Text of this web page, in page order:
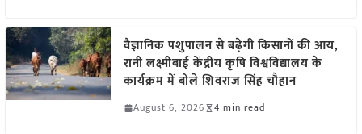
वैज्ञानिक पशुपालन से बढ़ेगी किसानों की आय,
रानी लक्ष्मीबाई केंद्रीय कृषि विश्वविद्यालय के
कार्यक्रम में बोले शिवराज सिंह चौहान
August 6, 2026 4 min read